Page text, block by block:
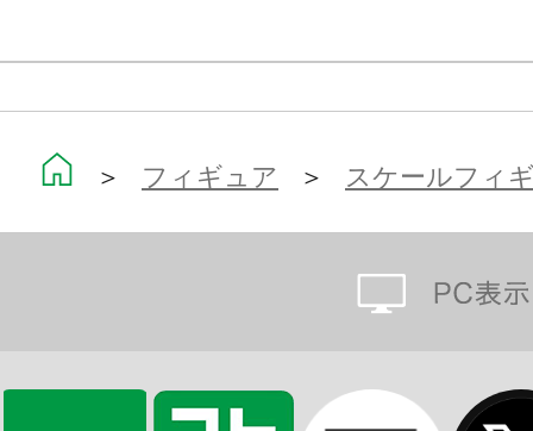
＞ フィギュア ＞ スケールフィ